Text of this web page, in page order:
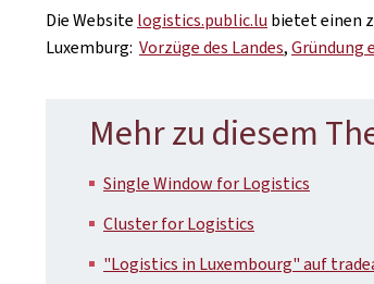
Die Website logistics.public.lu bietet einen
Luxemburg: Vorzüge des Landes,Gründung
Mehr zu diesem
Single Window for Logistics
Cluster for Logistics
"Logistics in Luxembourg" auf